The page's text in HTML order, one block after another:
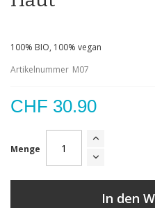
100% BIO, 100% vegan
Artikelnummer M07
CHF 30.90
Menge
In den